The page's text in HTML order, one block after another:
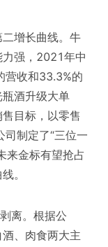
增长曲线。牛
强，2021年中
营收和33.3%的
酒升级大单
目标，以零售
制定了“三位一
来金标有望抢占
。
离。根据公
酒、肉食两大主